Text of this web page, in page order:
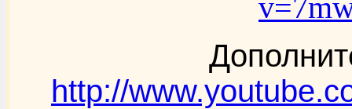
http://